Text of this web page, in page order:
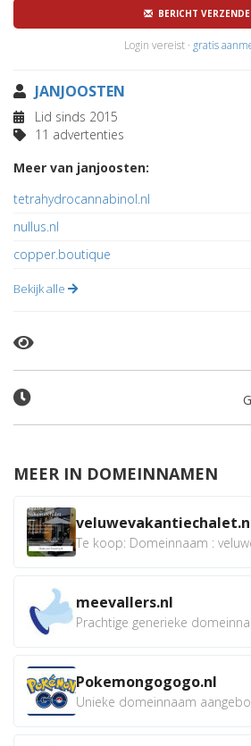
BERICHT
Login vereist · gratis
JANJOOSTEN
Lid sinds 2015
11 advertenties
Meer van janjoosten:
tetrahydrocannabinol.nl
nullus.nl
copper.boutique
Bekijk alle
MEER IN DOMEINNAMEN
meevallers.nl
Pokemongogogo.nl